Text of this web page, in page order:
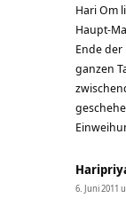
Hari Om
Haupt-
Ende
ganzen
6. Juni 2011